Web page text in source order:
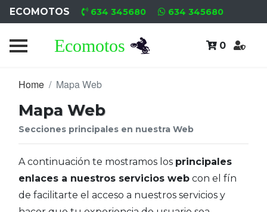
ECOMOTOS 634 345680 634 345680
0
Home
Recambio
Recambio
Usado
Neumáticos
Campa
Home Mapa Web
Mapa Web
Secciones principales en nuestra Web
A continuación te mostramos los principales
enlaces a nuestros servicios web con el fín
de facilitarte el acceso a nuestros servicios y